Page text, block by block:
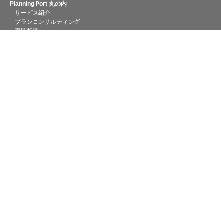
Planning Port 丸の内
サービス紹介
プランコンサルティング
専門相談